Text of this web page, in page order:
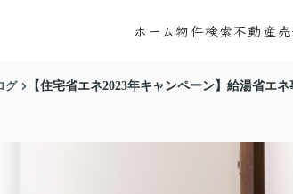
ホーム物件検索不動産売
グ 【住宅省エネ2023年キャンペーン】給湯省エ